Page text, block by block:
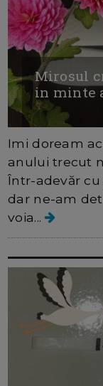
Mirosul
in minte
Imi doream
anului trecut
Într-adevăr cu
dar ne-am
voia...